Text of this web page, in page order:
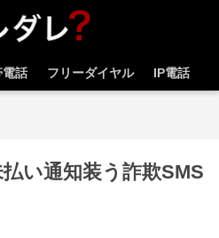
話 フリーダイヤル IP電話
い通知装う詐欺SMS